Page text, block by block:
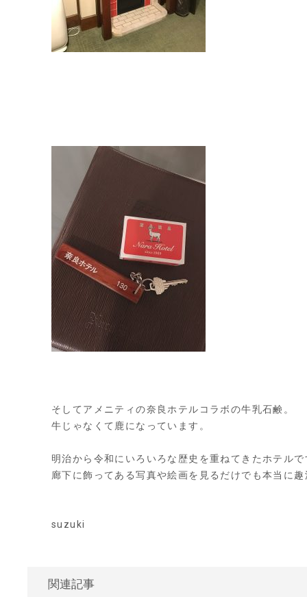
そしてアメニティの奈良ホテルコラボの牛乳石鹸。
牛じゃなくて鹿になっています。
明治から令和にいろいろな歴史を重ねてきたホテルで
廊下に飾ってある写真や絵画を見るだけでも本当に
suzuki
関連記事